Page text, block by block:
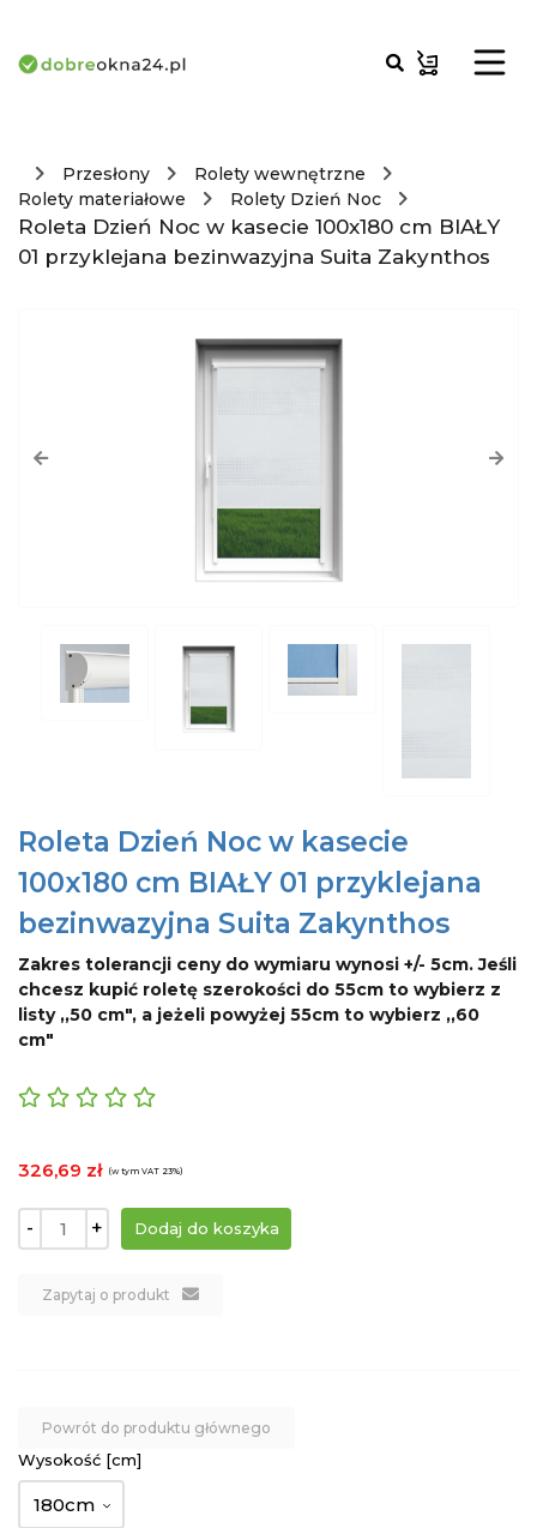
Przesłony
Rolety wewnętrzne
Rolety materiałowe
Rolety Dzień Noc
Roleta Dzień Noc w kasecie 100x180 cm BIAŁY
01 przyklejana bezinwazyjna Suita Zakynthos
Roleta Dzień Noc w kasecie
100x180 cm BIAŁY 01 przyklejana
bezinwazyjna Suita Zakynthos
Zakres tolerancji ceny do wymiaru wynosi +/- 5cm. Jeśli
chcesz kupić roletę szerokości do 55cm to wybierz z
listy ,,50 cm", a jeżeli powyżej 55cm to wybierz ,,60
cm"
326,69 zł (w tym VAT 23%)
- +
Zapytaj o produkt
Powrót do produktu głównego
Wysokość [cm]
180cm